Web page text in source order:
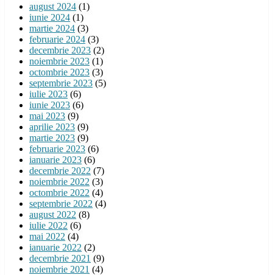
august 2024 (1)
iunie 2024 (1)
martie 2024 (3)
februarie 2024 (3)
decembrie 2023 (2)
noiembrie 2023 (1)
octombrie 2023 (3)
septembrie 2023 (5)
iulie 2023 (6)
iunie 2023 (6)
mai 2023 (9)
aprilie 2023 (9)
martie 2023 (9)
februarie 2023 (6)
ianuarie 2023 (6)
decembrie 2022 (7)
noiembrie 2022 (3)
octombrie 2022 (4)
septembrie 2022 (4)
august 2022 (8)
iulie 2022 (6)
mai 2022 (4)
ianuarie 2022 (2)
decembrie 2021 (9)
noiembrie 2021 (4)